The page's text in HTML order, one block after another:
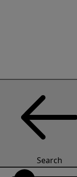
Search